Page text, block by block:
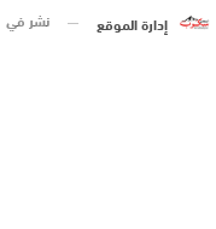
إدارة الموقع نشر في